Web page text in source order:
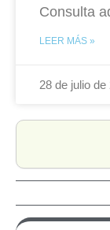
Consulta
LEER MÁS »
28 de julio de
Search